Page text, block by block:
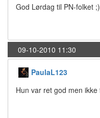
God Lørdag til PN-folket ;)
09-10-2010 11:30
PaulaL123
Hun var ret god men ikke